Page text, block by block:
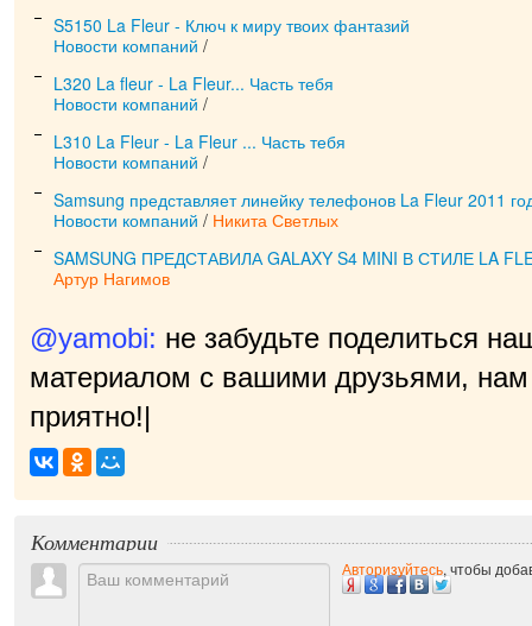
S5150 La Fleur - Ключ к миру твоих фантазий
Новости компаний /
L320 La fleur - La Fleur... Часть тебя
Новости компаний /
L310 La Fleur - La Fleur ... Часть тебя
Новости компаний /
Samsung представляет линейку телефонов La Fleur 2011
Новости компаний / Никита Светлых
SAMSUNG ПРЕДСТАВИЛА GALAXY S4 MINI В СТИЛЕ LA
Артур Нагимов
@yamobi: не забудьте поделиться
материалом с вашими друзьями, нам
приятно!|
Комментарии
Авторизуйтесь, чтобы